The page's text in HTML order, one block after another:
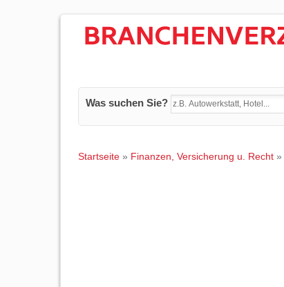
Was suchen Sie?
Startseite » Finanzen, Versicherung u. Recht »